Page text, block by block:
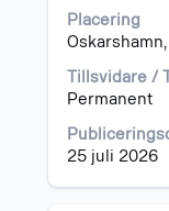
Placering
Tillsvidare /
Permanent
25 juli 2026
för
visa
allt
i